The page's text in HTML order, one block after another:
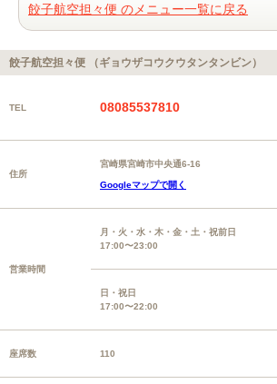
餃子航空担々便 のメニュー一覧に戻る
餃子航空担々便 （ギョウザコウクウタンタンビン）
TEL 08085537810
住所
宮崎県宮崎市中央通6-16
Googleマップで開く
営業時間
月・火・水・木・金・土・祝前日
17:00〜23:00
日・祝日
17:00〜22:00
座席数 110